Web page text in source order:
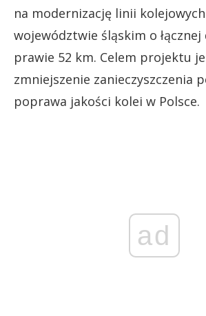
na modernizację linii
województwie śląskim o łącznej
prawie 52 km. Celem projektu
zmniejszenie zanieczyszczenia
poprawa jakości kolei w Polsce.
ad